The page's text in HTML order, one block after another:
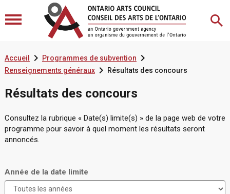
Accueil  Programmes de subvention
Renseignements généraux Résultats des concours
Résultats des concours
Consultez la rubrique « Date(s) limite(s) » de la page web de votre
programme pour savoir à quel moment les résultats seront
annoncés.
Année de la date limite